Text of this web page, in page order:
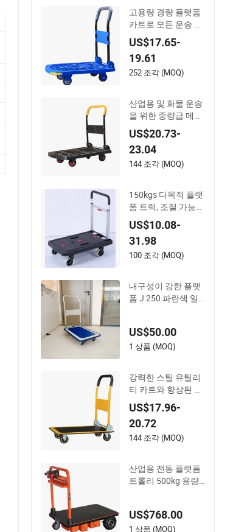
고용량 경량 플랫폼
카트로 모든 운송 요
구를 충족하세요
US$17.65-
19.61
252 조각 (MOQ)
산업용 및 화물 운송
을 위한 중량급 메쉬
플랫폼 트롤리
US$20.73-
23.04
144 조각 (MOQ)
150kgs 다목적 플랫
폼 트럭, 조절 가능한
핸들, 공장, 작업장
및 물류에 이상적인
플랫폼 트롤리
US$10.08-
31.98
100 조각 (MOQ)
내구성이 강한 플랫
폼 J 250 파란색 일
다
US$50.00
1 상품 (MOQ)
강력한 스틸 유틸리
티 카트와 향상된 적
재 용량 기능
US$17.96-
20.72
144 조각 (MOQ)
산업용 전동 플랫폼
트롤리 500kg 용량
US$768.00
1 상품 (MOQ)